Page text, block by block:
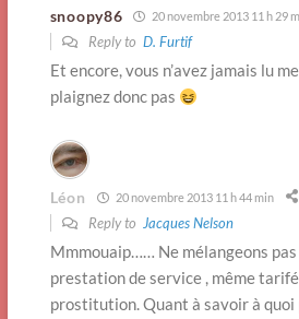
snoopy86 20 novembre 2013 11 h 29
Reply to D. Furtif
Et encore, vous n’avez jamais lu
plaignez donc pas
Léon 20 novembre 2013 11 h 44 min
Reply to Jacques Nelson
Mmmouaip…… Ne mélangeons pas
prestation de service , même
prostitution. Quant à savoir à quoi